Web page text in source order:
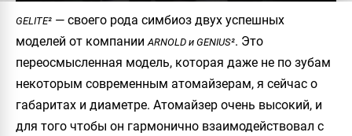
GELITE² — своего рода симбиоз двух успешных
моделей от компанииARNOLD и GENIUS². Это
переосмысленная модель, которая даже не по зубам
некоторым современным атомайзерам, я сейчас о
габаритах и диаметре. Атомайзер очень высокий, и
для того чтобы он гармонично взаимодействовал с